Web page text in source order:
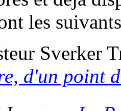
les
Sverker
d'un point